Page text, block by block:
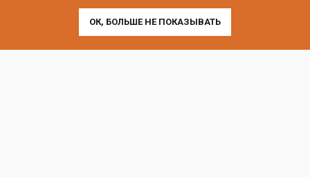
ОК, БОЛЬШЕ НЕ ПОКАЗЫВАТЬ